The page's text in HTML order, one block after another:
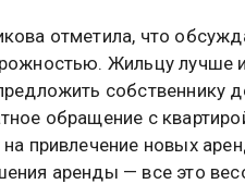
отметила, что
Жильцу лучше
собственнику
обращение с
на привлечение новых
аренды — все это